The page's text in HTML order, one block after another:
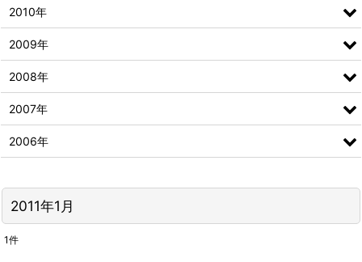
2011年1月
1件
2010年
2009年
2008年
2007年
2006年